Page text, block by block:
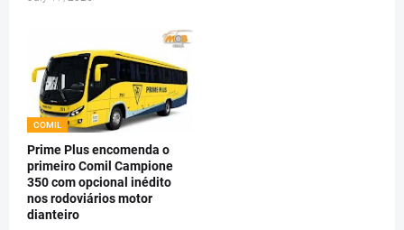
COMIL
Prime Plus encomenda o
primeiro Comil Campione
350 com opcional inédito
nos rodoviários motor
dianteiro